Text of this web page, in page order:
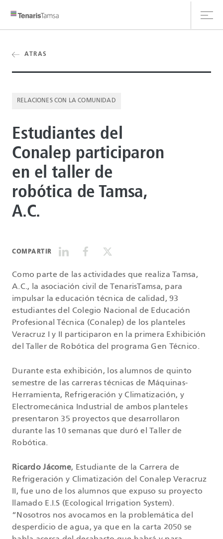
ATRAS
RELACIONES CON LA COMUNIDAD
Estudiantes del
Conalep participaron
en el taller de
robótica de Tamsa,
A.C.
COMPARTIR
Como parte de las actividades que realiza Tamsa,
A.C., la asociación civil de TenarisTamsa, para
impulsar la educación técnica de calidad, 93
estudiantes del Colegio Nacional de Educación
Profesional Técnica (Conalep) de los planteles
Veracruz I y II participaron en la primera Exhibición
del Taller de Robótica del programa Gen Técnico.
Durante esta exhibición, los alumnos de quinto
semestre de las carreras técnicas de Máquinas-
Herramienta, Refrigeración y Climatización, y
Electromecánica Industrial de ambos planteles
presentaron 35 proyectos que desarrollaron
durante las 10 semanas que duró el Taller de
Robótica.
Ricardo Jácome, Estudiante de la Carrera de
Refrigeración y Climatización del Conalep Veracruz
II, fue uno de los alumnos que expuso su proyecto
llamado E.I.S (Ecological Irrigation System).
“Nosotros nos avocamos en la problemática del
desperdicio de agua, ya que en la carta 2050 se